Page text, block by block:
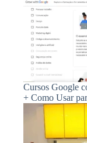
Cursos Google
+ Como Usar